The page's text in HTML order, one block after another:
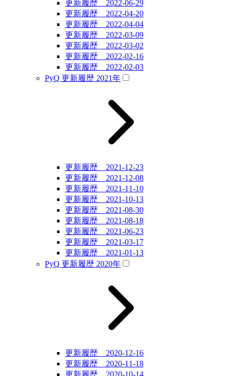
更新履歴 2022-06-29
更新履歴 2022-04-20
更新履歴 2022-04-04
更新履歴 2022-03-09
更新履歴 2022-03-02
更新履歴 2022-02-16
更新履歴 2022-02-03
PyQ 更新履歴 2021年
更新履歴 2021-12-23
更新履歴 2021-12-08
更新履歴 2021-11-10
更新履歴 2021-10-13
更新履歴 2021-08-30
更新履歴 2021-08-18
更新履歴 2021-06-23
更新履歴 2021-03-17
更新履歴 2021-01-13
PyQ 更新履歴 2020年
更新履歴 2020-12-16
更新履歴 2020-11-18
更新履歴 2020-10-14